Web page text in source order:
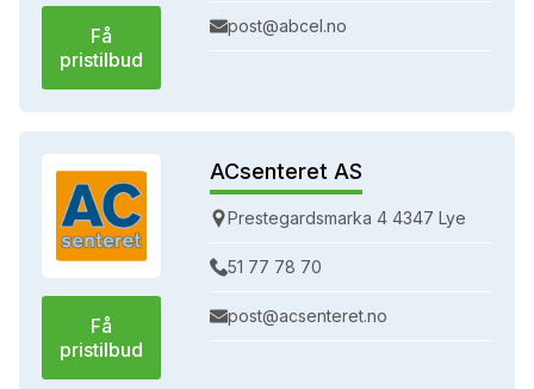
Få
pristilbud
post@abcel.no
Få
pristilbud
ACsenteret AS
Prestegardsmarka 4 4347 Lye
51 77 78 70
post@acsenteret.no